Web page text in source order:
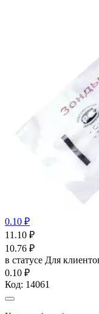
0.10 ₽
11.10 ₽
10.76 ₽
в статусе Для
0.10 ₽
Код: 14061